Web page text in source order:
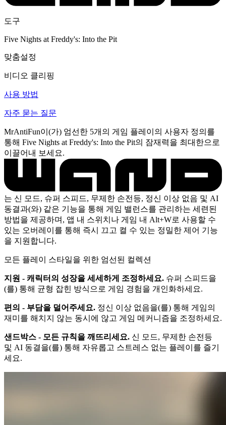
도구
Five Nights at Freddy's: Into the Pit
맞춤설정
비디오 클리핑
사용 방법
자주 묻는 질문
MrAntiFun이(가) 엄선한 5개의 게임 플레이의 사용자 정의를
통해 Five Nights at Freddy's: Into the Pit의 잠재력을 최대한으로
이끌어내 보세요.
는 신 모드, 슈퍼 스피드, 무제한 손전등, 정신 이상 없음 및 AI
동결과(와) 같은 기능을 통해 게임 밸런스를 관리하는 세련된
방법을 제공하며, 앱 내 스위치나 게임 내 Alt+W로 사용할 수
있는 오버레이를 통해 즉시 끄고 켤 수 있는 정밀한 제어 기능
을 지원합니다.
모든 플레이 스타일을 위한 엄선된 컬렉션
지원 - 캐릭터의 성장을 세세하게 조정하세요. 슈퍼 스피드을
(를) 통해 균형 잡힌 방식으로 게임 경험을 개인화하세요.
편의 - 부담을 덜어주세요. 정신 이상 없음을(를) 통해 게임의
재미를 해치지 않는 동시에 않고 게임 메커니즘을 조정하세요.
샌드박스 - 모든 규칙을 깨뜨리세요. 신 모드, 무제한 손전등
및 AI 동결을(를) 통해 자유롭고 스트레스 없는 플레이를 즐기
세요.